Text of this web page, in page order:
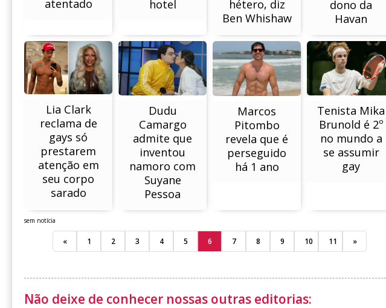
atentado
hotel
hétero, diz
Ben Whishaw
dono da
Havan
Lia Clark
reclama de
gays só
prestarem
atenção em
seu corpo
sarado
Dudu
Camargo
admite que
inventou
namoro com
Suyane
Pessoa
Marcos
Pitombo
revela que é
perseguido
há 1 ano
Tenista Mika
Brunold é 2º
no mundo a
se assumir
gay
sem notícia
« 1 2 3 4 5 6 7 8 9 10 11 »
Não deixe de conhecer nossas outras editorias: